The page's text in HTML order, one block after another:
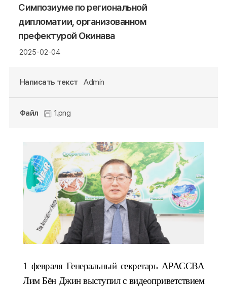
Симпозиуме по региональной
дипломатии, организованном
префектурой Окинава
2025-02-04
Написать текст Admin
Файл 1.png
1 февраля Генеральный секретарь АРАССВА
Лим Бён Джин выступил с видеоприветствием